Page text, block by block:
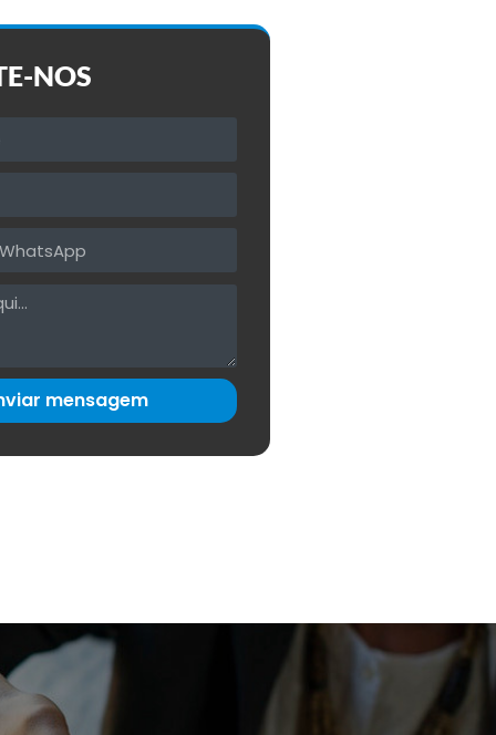
NOS
mensagem